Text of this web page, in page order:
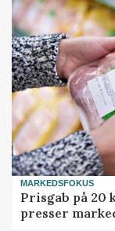
MARKEDSFOKUS
Prisgab på 20
presser